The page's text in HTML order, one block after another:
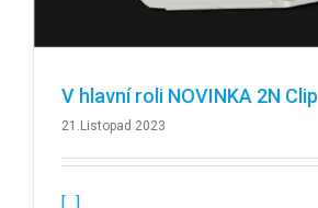
V hlavní roli NOVINKA 2N Clip
21.Listopad 2023